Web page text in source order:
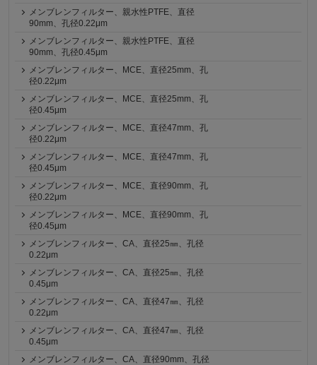
メンブレンフィルター、親水性PTFE、直径
90mm、孔径0.22μm
メンブレンフィルター、親水性PTFE、直径
90mm、孔径0.45μm
メンブレンフィルター、MCE、直径25mm、孔
径0.22μm
メンブレンフィルター、MCE、直径25mm、孔
径0.45μm
メンブレンフィルター、MCE、直径47mm、孔
径0.22μm
メンブレンフィルター、MCE、直径47mm、孔
径0.45μm
メンブレンフィルター、MCE、直径90mm、孔
径0.22μm
メンブレンフィルター、MCE、直径90mm、孔
径0.45μm
メンブレンフィルター、CA、直径25㎜、孔径
0.22μm
メンブレンフィルター、CA、直径25㎜、孔径
0.45μm
メンブレンフィルター、CA、直径47㎜、孔径
0.22μm
メンブレンフィルター、CA、直径47㎜、孔径
0.45μm
メンブレンフィルター、CA、直径90mm、孔径